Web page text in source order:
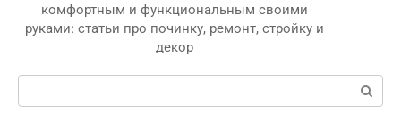
комфортным и функциональным своими
руками: статьи про починку, ремонт, стройку и
декор
Поиск: